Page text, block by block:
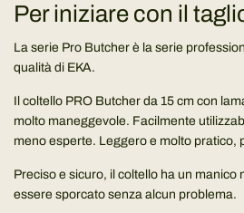
o
Per iniziare con il
La serie Pro Butcher è la serie
qualità di EKA.
Il coltello PRO Butcher da 15 cm con
molto maneggevole. Facilmente
meno esperte. Leggero e molto pratico,
Preciso e sicuro, il coltello ha un manico
essere sporcato senza alcun problema.